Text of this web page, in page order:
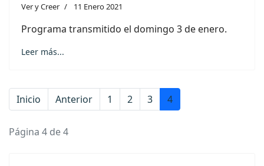
Ver y Creer 11 Enero 2021
Programa transmitido el domingo 3 de enero.
Leer más...
Inicio Anterior 1 2 3 4
Página 4 de 4